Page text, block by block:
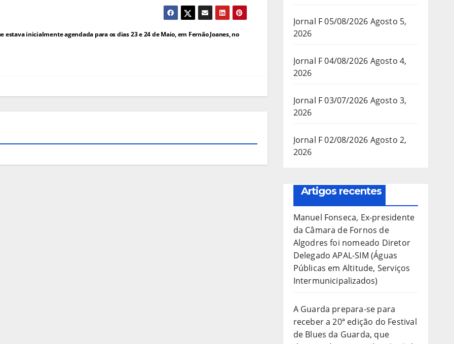
inicialmente agendada para os dias 23 e 24 de Maio, em Fernão Joanes, no
Jornal F 05/08/2026 Agosto 5,
2026
Jornal F 04/08/2026 Agosto 4,
2026
Jornal F 03/07/2026 Agosto 3,
2026
Jornal F 02/08/2026 Agosto 2,
2026
Artigos recentes
Manuel Fonseca, Ex-presidente
da Câmara de Fornos de
Algodres foi nomeado Diretor
Delegado APAL-SIM (Águas
Públicas em Altitude, Serviços
Intermunicipalizados)
A Guarda prepara-se para
receber a 20ª edição do Festival
de Blues da Guarda, que